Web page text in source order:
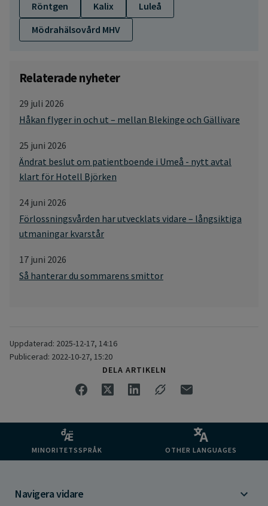
Röntgen
Kalix
Luleå
Mödrahälsovård MHV
Relaterade nyheter
29 juli 2026
Håkan flyger in och ut – mellan Blekinge och Gällivare
25 juni 2026
Ändrat beslut om patientboende i Umeå - nytt avtal
klart för Hotell Björken
24 juni 2026
Förlossningsvården har utvecklats vidare – långsiktiga
utmaningar kvarstår
17 juni 2026
Så hanterar du sommarens smittor
Uppdaterad: 2025-12-17, 14:16
Publicerad: 2022-10-27, 15:20
DELA ARTIKELN
MINORITETSSPRÅK OTHER LANGUAGES
Navigera vidare